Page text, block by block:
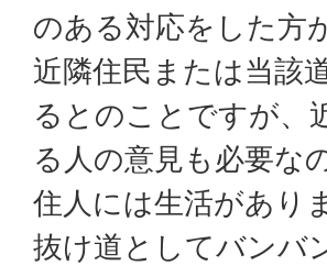
のある対応をした方
近隣住民または当該
るとのことですが、
る人の意見も必要な
住人には生活があり
抜け道としてバンバ